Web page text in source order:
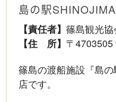
島の駅SHINOJIMA
【責任者】 篠島観光協
【住 所】 〒
篠島の渡船施設『島
店です。